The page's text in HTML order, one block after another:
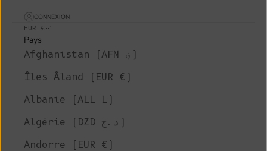
CONNEXION
EUR €
Pays
Afghanistan (AFN ؋)
Îles Åland (EUR €)
Albanie (ALL L)
Algérie (DZD د.ج)
Andorre (EUR €)